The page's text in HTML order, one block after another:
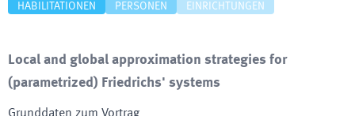
HABILITATIONEN
PERSONEN EINRICHTUNGEN
Local and global approximation strategies for
(parametrized) Friedrichs' systems